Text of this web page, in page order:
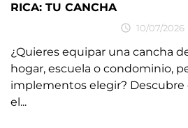
RICA: TU CANCHA
 10/07/2026
¿Quieres equipar una cancha
hogar, escuela o condominio,
implementos elegir? Descubre
el...